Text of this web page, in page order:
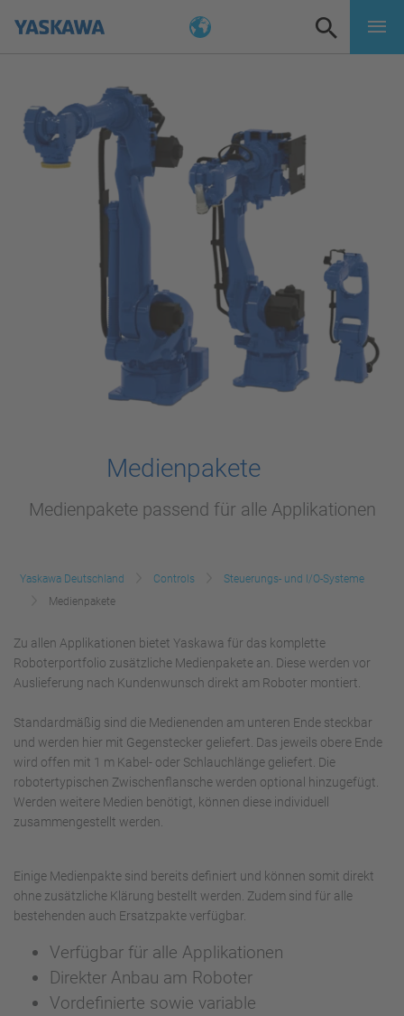
Medienpakete
Medienpakete passend für alle Applikationen
Yaskawa Deutschland Controls
Steuerungs- und I/O-Systeme
Medienpakete
Zu allen Applikationen bietet Yaskawa für das komplette
Roboterportfolio zusätzliche Medienpakete an. Diese werden vor
Auslieferung nach Kundenwunsch direkt am Roboter montiert.
Standardmäßig sind die Medienenden am unteren Ende steckbar
und werden hier mit Gegenstecker geliefert. Das jeweils obere Ende
wird offen mit 1 m Kabel- oder Schlauchlänge geliefert. Die
robotertypischen Zwischenflansche werden optional hinzugefügt.
Werden weitere Medien benötigt, können diese individuell
zusammengestellt werden.
Einige Medienpakte sind bereits definiert und können somit direkt
ohne zusätzliche Klärung bestellt werden. Zudem sind für alle
bestehenden auch Ersatzpakte verfügbar.
Verfügbar für alle Applikationen
Direkter Anbau am Roboter
Vordefinierte sowie variable